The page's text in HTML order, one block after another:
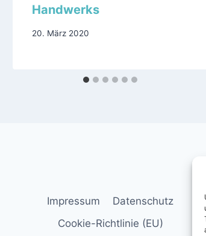
Handwerks
20. März 2020
Impressum
Datenschutz
Cookie-Richtlinie (EU)